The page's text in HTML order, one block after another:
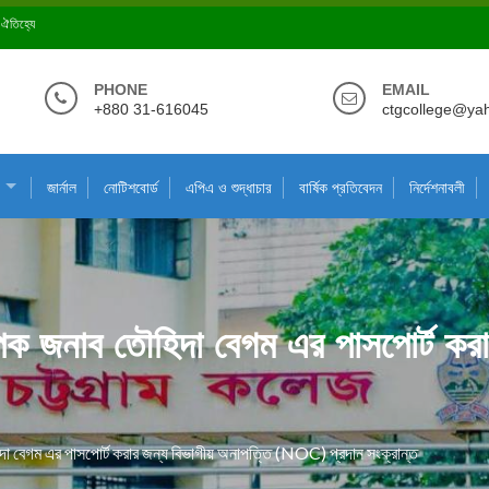
ঐতিহ্যে
PHONE
+880 31-616045
EMAIL
জার্নাল নোটিশবোর্ড এপিএ ও শুদ্ধাচার বার্ষিক প্রতিবেদন নির্দেশনাবলী
জনাব তৌহিদা বেগম এর পাসপোর্ট
বেগম এর পাসপোর্ট করার জন্য বিভাগীয় অনাপত্তি (NOC) প্রদান সংক্রান্ত